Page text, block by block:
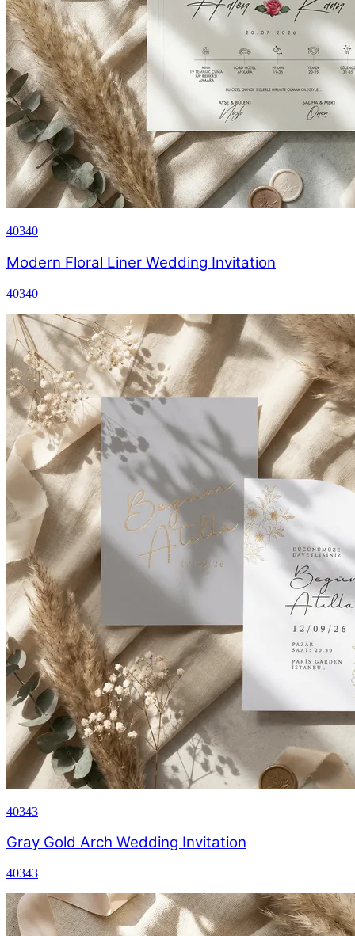
40340
Modern Floral Liner Wedding Invitation
40340
40343
Gray Gold Arch Wedding Invitation
40343